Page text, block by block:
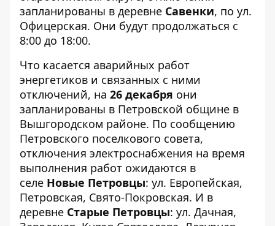
запланированы в деревне Савенки, по ул.
Офицерская. Они будут продолжаться с
8:00 до 18:00.
Что касается аварийных работ
энергетиков и связанных с ними
отключений, на 26 декабря они
запланированы в Петровской общине в
Вышгородском районе. По сообщению
Петровского поселкового совета,
отключения электроснабжения на время
выполнения работ ожидаются в
селе Новые Петровцы: ул. Европейская,
Петровская, Свято-Покровская. И в
деревне Старые Петровцы: ул. Дачная,